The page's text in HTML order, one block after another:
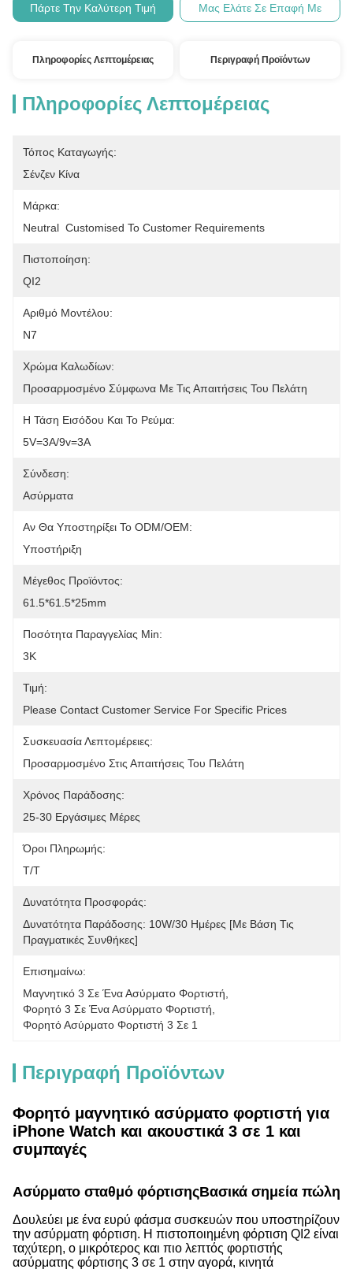
Πάρτε Την Καλύτερη Τιμή Μας Ελάτε Σε Επαφή Με
Πληροφορίες Λεπτομέρειας Περιγραφή Προϊόντων
Πληροφορίες Λεπτομέρειας
Τόπος Καταγωγής:
Σένζεν Κίνα
Μάρκα:
Neutral  Customised To Customer Requirements
Πιστοποίηση:
QI2
Αριθμό Μοντέλου:
N7
Χρώμα Καλωδίων:
Προσαρμοσμένο Σύμφωνα Με Τις Απαιτήσεις Του Πελάτη
Η Τάση Εισόδου Και Το Ρεύμα:
5V=3A/9v=3A
Σύνδεση:
Ασύρματα
Αν Θα Υποστηρίξει Το ODM/OEM:
Υποστήριξη
Μέγεθος Προϊόντος:
61.5*61.5*25mm
Ποσότητα Παραγγελίας Min:
3K
Τιμή:
Please Contact Customer Service For Specific Prices
Συσκευασία Λεπτομέρειες:
Προσαρμοσμένο Στις Απαιτήσεις Του Πελάτη
Χρόνος Παράδοσης:
25-30 Εργάσιμες Μέρες
Όροι Πληρωμής:
Τ/Τ
Δυνατότητα Προσφοράς:
Δυνατότητα Παράδοσης: 10W/30 Ημέρες [με Βάση Τις
Πραγματικές Συνθήκες]
Επισημαίνω:
Μαγνητικό 3 Σε Ένα Ασύρματο Φορτιστή
Φορητό 3 Σε Ένα Ασύρματο Φορτιστή
Φορητό Ασύρματο Φορτιστή 3 Σε 1
Περιγραφή Προϊόντων
Φορητό μαγνητικό ασύρματο φορτιστή για
iPhone Watch και ακουστικά 3 σε 1 και
συμπαγές
Ασύρματο σταθμό φόρτισηςΒασικά σημεία
Δουλεύει με ένα ευρύ φάσμα συσκευών που υποστηρίζουν
την ασύρματη φόρτιση. Η πιστοποιημένη φόρτιση QI2 είναι
ταχύτερη, ο μικρότερος και πιο λεπτός φορτιστής
ασύρματης φόρτισης 3 σε 1 στην αγορά, κινητά